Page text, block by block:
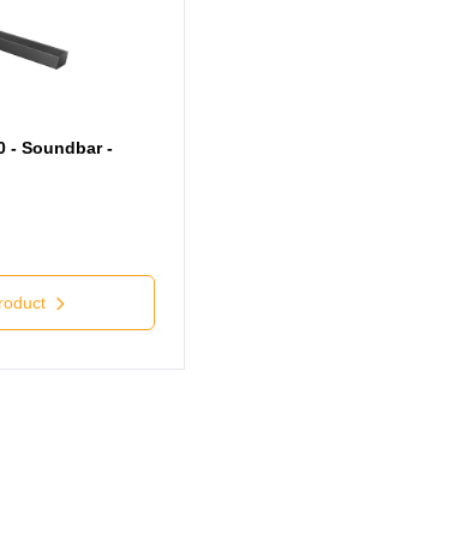
- Soundbar -